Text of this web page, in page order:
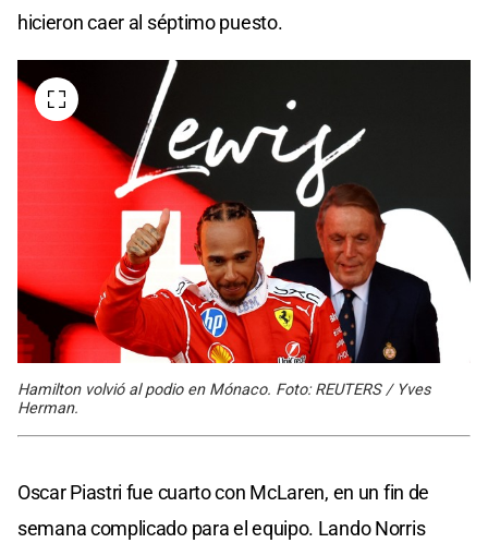
hicieron caer al séptimo puesto.
Hamilton volvió al podio en Mónaco. Foto: REUTERS / Yves
Herman.
Oscar Piastri fue cuarto con McLaren, en un fin de
semana complicado para el equipo. Lando Norris